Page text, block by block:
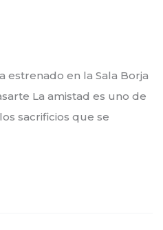
estrenado en la Sala Borja
La amistad es uno de
sacrificios que se